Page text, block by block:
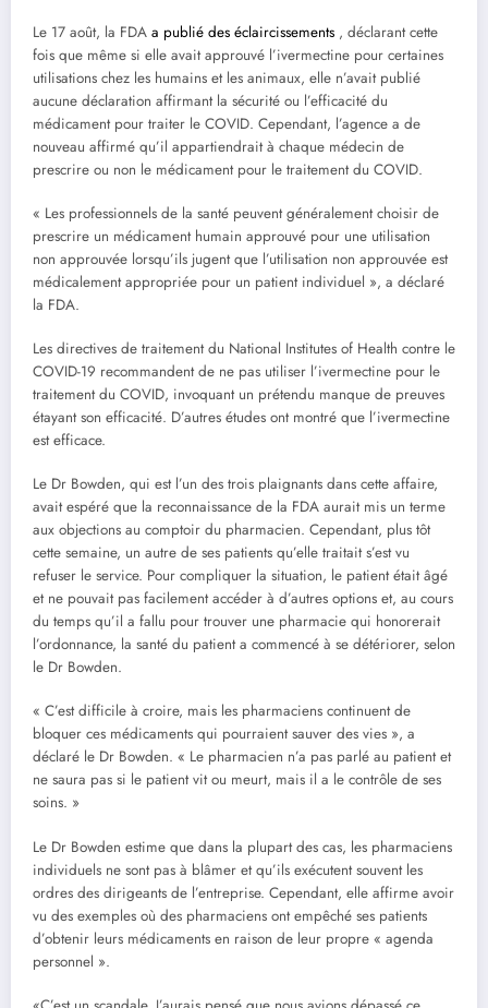
Le 17 août, la FDA a publié des éclaircissements , déclarant cette
fois que même si elle avait approuvé l’ivermectine pour certaines
utilisations chez les humains et les animaux, elle n’avait publié
aucune déclaration affirmant la sécurité ou l’efficacité du
médicament pour traiter le COVID. Cependant, l’agence a de
nouveau affirmé qu’il appartiendrait à chaque médecin de
prescrire ou non le médicament pour le traitement du COVID.
« Les professionnels de la santé peuvent généralement choisir de
prescrire un médicament humain approuvé pour une utilisation
non approuvée lorsqu’ils jugent que l’utilisation non approuvée est
médicalement appropriée pour un patient individuel », a déclaré
la FDA.
Les directives de traitement du National Institutes of Health contre le
COVID-19 recommandent de ne pas utiliser l’ivermectine pour le
traitement du COVID, invoquant un prétendu manque de preuves
étayant son efficacité. D’autres études ont montré que l’ivermectine
est efficace.
Le Dr Bowden, qui est l’un des trois plaignants dans cette affaire,
avait espéré que la reconnaissance de la FDA aurait mis un terme
aux objections au comptoir du pharmacien. Cependant, plus tôt
cette semaine, un autre de ses patients qu’elle traitait s’est vu
refuser le service. Pour compliquer la situation, le patient était âgé
et ne pouvait pas facilement accéder à d’autres options et, au cours
du temps qu’il a fallu pour trouver une pharmacie qui honorerait
l’ordonnance, la santé du patient a commencé à se détériorer, selon
le Dr Bowden.
« C’est difficile à croire, mais les pharmaciens continuent de
bloquer ces médicaments qui pourraient sauver des vies », a
déclaré le Dr Bowden. « Le pharmacien n’a pas parlé au patient et
ne saura pas si le patient vit ou meurt, mais il a le contrôle de ses
soins. »
Le Dr Bowden estime que dans la plupart des cas, les pharmaciens
individuels ne sont pas à blâmer et qu’ils exécutent souvent les
ordres des dirigeants de l’entreprise. Cependant, elle affirme avoir
vu des exemples où des pharmaciens ont empêché ses patients
d’obtenir leurs médicaments en raison de leur propre « agenda
personnel ».